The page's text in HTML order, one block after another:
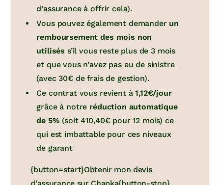
d’assurance à offrir cela).
Vous pouvez également demander un
remboursement des mois non
utilisés s’il vous reste plus de 3 mois
et que vous n’avez pas eu de sinistre
(avec 30€ de frais de gestion).
Ce contrat vous revient à1,12€/jour
grâce à notre réduction automatique
de 5% (soit 410,40€ pour 12 mois) ce
qui est imbattable pour ces niveaux
de garant
{button=start}Obtenir mon devis